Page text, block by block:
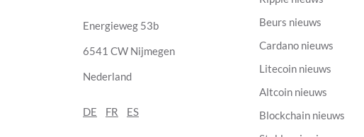
Energieweg 53b
6541 CW Nijmegen
Nederland
DE FR ES
Beurs nieuws
Cardano nieuws
Litecoin nieuws
Altcoin nieuws
Blockchain nieuws